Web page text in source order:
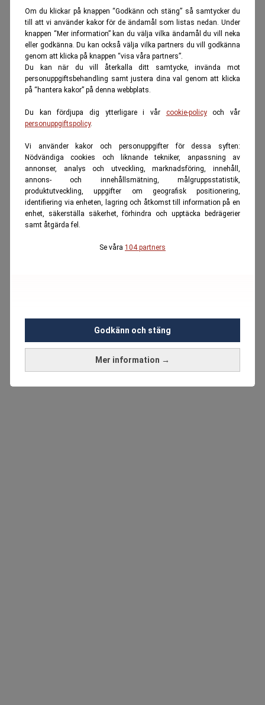
Om du klickar på knappen “Godkänn och stäng” så samtycker du
till att vi använder kakor för de ändamål som listas nedan. Under
knappen “Mer information” kan du välja vilka ändamål du vill neka
eller godkänna. Du kan också välja vilka partners du vill godkänna
genom att klicka på knappen “visa våra partners”.
Du kan när du vill återkalla ditt samtycke, invända mot
personuppgiftsbehandling samt justera dina val genom att klicka
på “hantera kakor” på denna webbplats.
Du kan fördjupa dig ytterligare i vår cookie-policyoch vår
personuppgiftspolicy.
Vi använder kakor och personuppgifter för dessa syften:
Nödvändiga cookies och liknande tekniker, anpassning av
annonser, analys och utveckling, marknadsföring, innehåll,
annons- och innehållsmätning, målgruppsstatistik,
produktutveckling, uppgifter om geografisk positionering,
identifiering via enheten, lagring och åtkomst till information på en
enhet, säkerställa säkerhet, förhindra och upptäcka bedrägerier
samt åtgärda fel.
Se våra 104 partners
Mer information →
Godkänn och stäng